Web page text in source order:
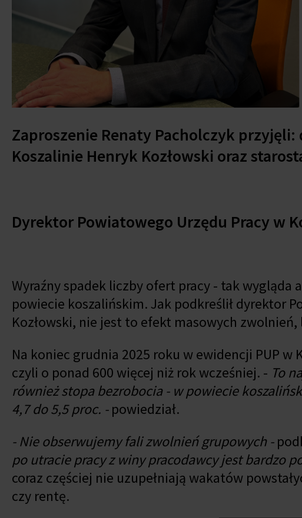
Zaproszenie Renaty Pacholczyk
Koszalinie Henryk Kozłowski oraz
Dyrektor Powiatowego Urzędu Pracy w
Wyraźny spadek liczby ofert pracy - tak
powiecie koszalińskim. Jak podkreślił dyrektor
Kozłowski, nie jest to efekt masowych
Na koniec grudnia 2025 roku w ewidencji PUP
czyli o ponad 600 więcej niż rok wcześniej. - To
również stopa bezrobocia - w powiecie
4,7 do 5,5 proc. -powiedział.
- Nie obserwujemy fali zwolnień grupowych -
po utracie pracy z winy pracodawcy jest bardzo
coraz częściej nie uzupełniają wakatów
czy rentę.